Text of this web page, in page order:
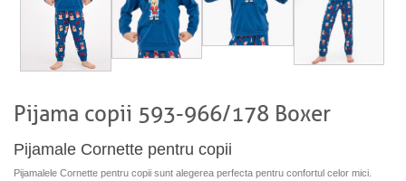
Pijama copii 593-966/178 Boxer
Pijamale Cornette pentru copii
Pijamalele Cornette pentru copii sunt alegerea perfecta pentru confortul celor mici.